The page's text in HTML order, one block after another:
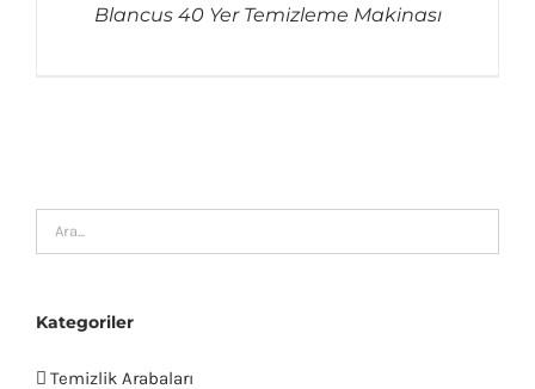
Blancus 40 Yer Temizleme Makinası
Kategoriler
Temizlik Arabaları